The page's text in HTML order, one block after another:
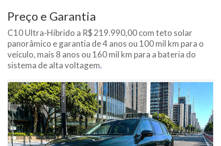
Preço e Garantia
C10 Ultra-Híbrido a R$ 219.990,00 com teto solar
panorâmico e garantia de 4 anos ou 100 mil km para o
veículo, mais 8 anos ou 160 mil km para a bateria do
sistema de alta voltagem.